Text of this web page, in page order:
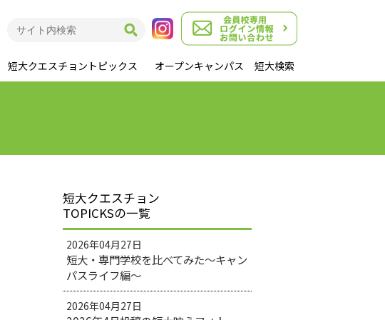
短大クエスチョントピックス オープンキャンパス 短大検索
短大クエスチョン
TOPICKSの一覧
2026年04月27日
短大・専門学校を比べてみた～キャン
パスライフ編～
2026年04月27日